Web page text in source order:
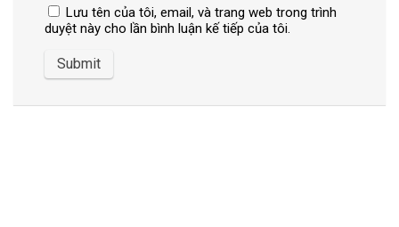
Lưu tên của tôi, email, và trang web trong trình
duyệt này cho lần bình luận kế tiếp của tôi.